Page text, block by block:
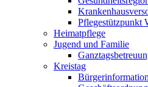
Pflegestützpunkt
Heimatpflege
Jugend und Familie
Kreistag
Bürgerinformation